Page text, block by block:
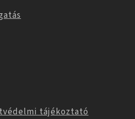
tájékoztató